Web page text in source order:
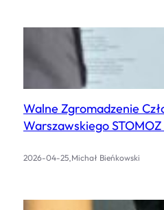
Walne Zgromadzenie
Warszawskiego
2026-04-25.Michał Bieńkowski